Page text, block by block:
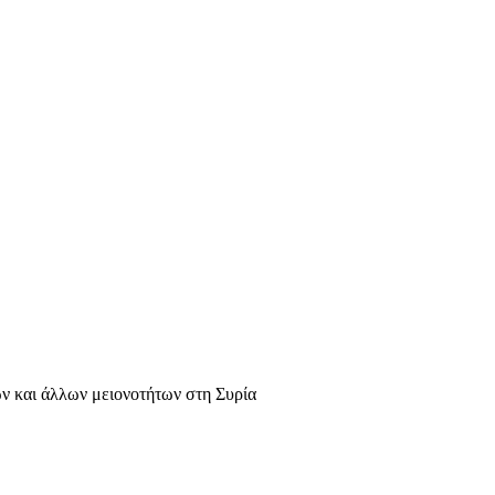
και άλλων μειονοτήτων στη Συρία